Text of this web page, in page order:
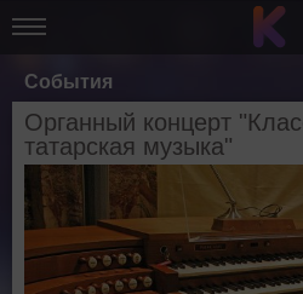
События
Органный концерт
татарская музыка"